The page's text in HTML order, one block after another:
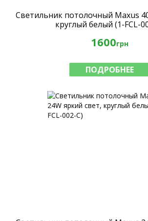
Светильник потолочный Maxus
круглый белый (1-FCL-
1600грн
ПОДРОБНЕЕ